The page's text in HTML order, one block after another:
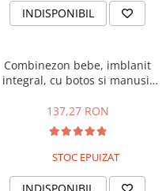
INDISPONIBIL
Combinezon bebe, imblanit
integral, cu botos si manusi,
137,27 RON
STOC EPUIZAT